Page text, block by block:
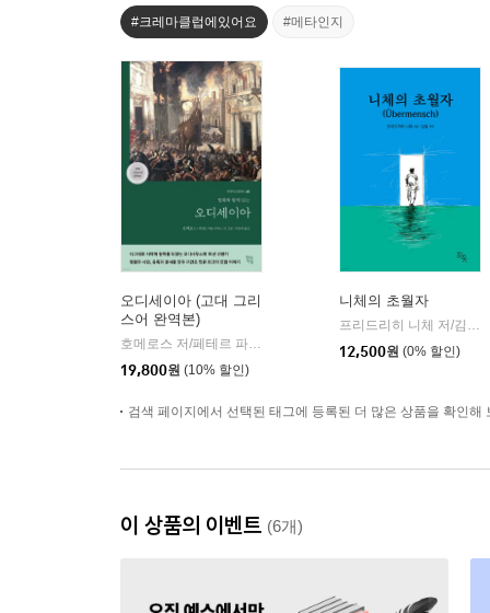
#크레마클럽에있어요 #메타인지
오디세이아 (고대 그리
스어 완역본)
| 현대지성
19,800원 (10% 할인)
니체의 초월자
12,500원 (0% 할인)
검색 페이지에서 선택된 태그에 등록된 더 많은 상품을 확인해
이 상품의 이벤트 (6개)